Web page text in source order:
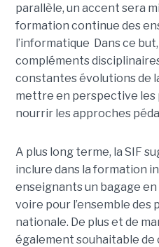
parallèle, un accent sera
formation continue des
l’informatique Dans ce
compléments
constantes évolutions de
mettre en perspective les
nourrir les approches
A plus long terme, la SIF
inclure dans la formation
enseignants un bagage
voire pour l’ensemble des
nationale. De plus et de
également souhaitable